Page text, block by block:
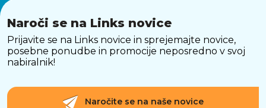
Naroči se na Links novice
Prijavite se na Links novice in sprejemajte novice,
posebne ponudbe in promocije neposredno v svoj
nabiralnik!
Naročite se na naše novice